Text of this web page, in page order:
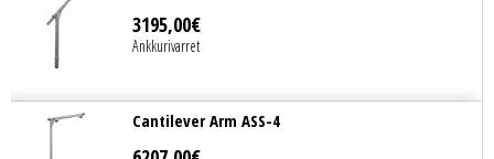
3195,00€
Ankkurivarret
Cantilever Arm ASS-4